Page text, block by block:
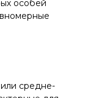
особей
или средне-